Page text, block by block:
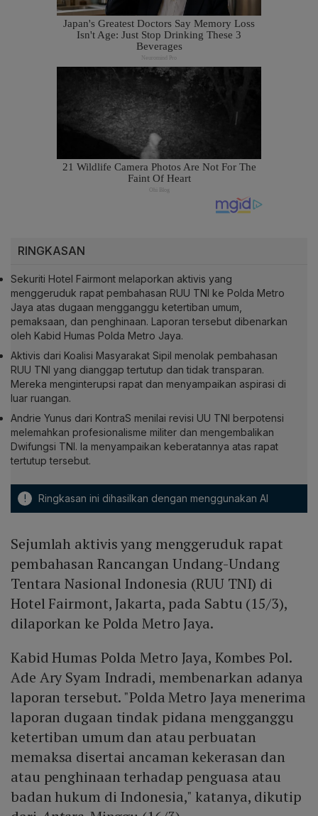
RINGKASAN
Sekuriti Hotel Fairmont melaporkan aktivis yang
menggeruduk rapat pembahasan RUU TNI ke Polda Metro
Jaya atas dugaan mengganggu ketertiban umum,
pemaksaan, dan penghinaan. Laporan tersebut dibenarkan
oleh Kabid Humas Polda Metro Jaya.
Aktivis dari Koalisi Masyarakat Sipil menolak pembahasan
RUU TNI yang dianggap tertutup dan tidak transparan.
Mereka menginterupsi rapat dan menyampaikan aspirasi di
luar ruangan.
Andrie Yunus dari KontraS menilai revisi UU TNI berpotensi
melemahkan profesionalisme militer dan mengembalikan
Dwifungsi TNI. Ia menyampaikan keberatannya atas rapat
tertutup tersebut.
! Ringkasan ini dihasilkan dengan menggunakan AI
Sejumlah aktivis yang menggeruduk rapat
pembahasan Rancangan Undang-Undang
Tentara Nasional Indonesia (RUU TNI) di
Hotel Fairmont, Jakarta, pada Sabtu (15/3),
dilaporkan ke Polda Metro Jaya.
Kabid Humas Polda Metro Jaya, Kombes Pol.
Ade Ary Syam Indradi, membenarkan adanya
laporan tersebut. "Polda Metro Jaya menerima
laporan dugaan tindak pidana mengganggu
ketertiban umum dan atau perbuatan
memaksa disertai ancaman kekerasan dan
atau penghinaan terhadap penguasa atau
badan hukum di Indonesia," katanya, dikutip